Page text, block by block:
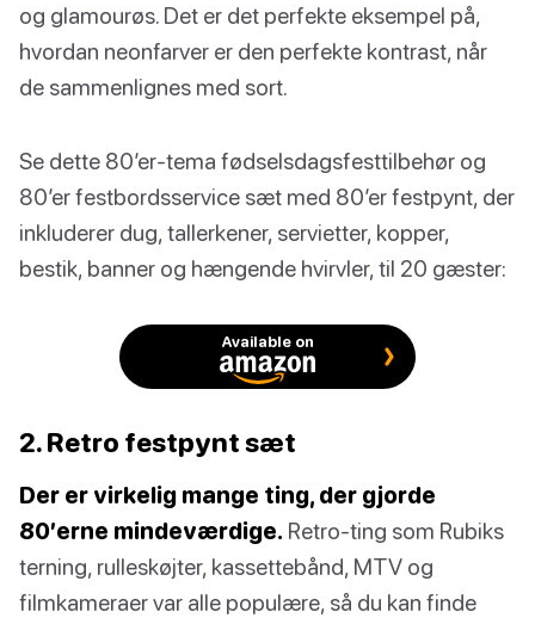
og glamourøs. Det er det perfekte eksempel på,
hvordan neonfarver er den perfekte kontrast, når
de sammenlignes med sort.
Se dette 80’er-tema fødselsdagsfesttilbehør og
80’er festbordsservice sæt med 80’er festpynt, der
inkluderer dug, tallerkener, servietter, kopper,
bestik, banner og hængende hvirvler, til 20 gæster:
Available on
2. Retro festpynt sæt
Der er virkelig mange ting, der gjorde
80’erne mindeværdige. Retro-ting som Rubiks
terning, rulleskøjter, kassettebånd, MTV og
filmkameraer var alle populære, så du kan finde